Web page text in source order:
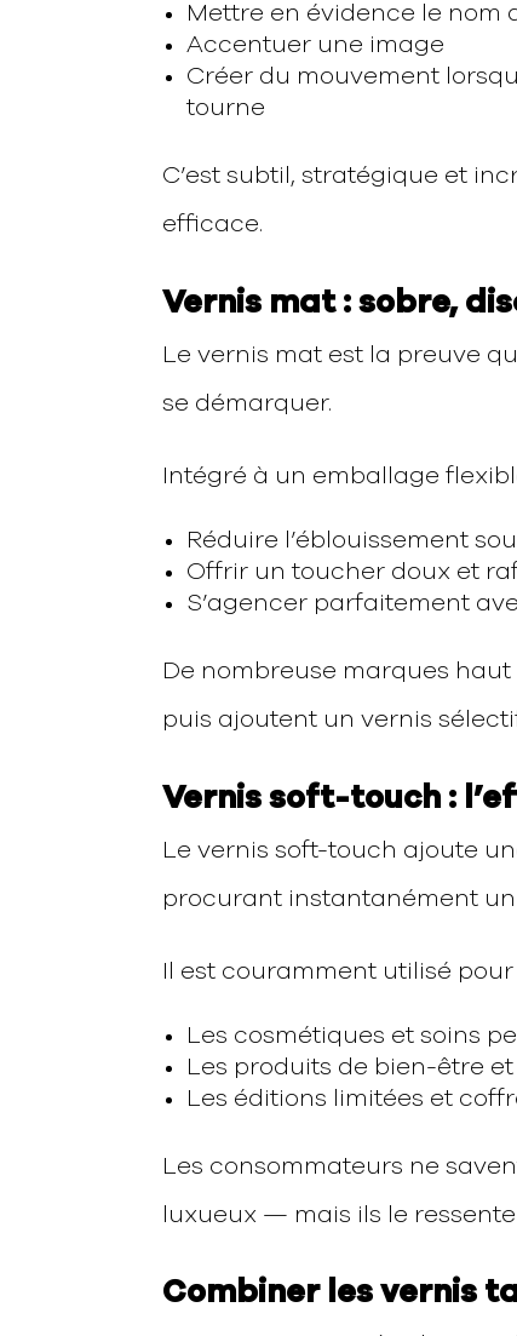
Mettre en évidence le nom
Accentuer une image
Créer du mouvement
tourne
C’est subtil, stratégique et
efficace.
Vernis mat : sobre,
Le vernis mat est la preuve
se démarquer.
Intégré à un emballage
Réduire l’éblouissement
Offrir un toucher doux et
S’agencer parfaitement
De nombreuse marques
puis ajoutent un vernis
Vernis soft-touch :
Le vernis soft-touch ajoute
procurant instantanément
Il est couramment utilisé pour
Les cosmétiques et soins
Les produits de bien-être
Les éditions limitées et
Les consommateurs ne
luxueux — mais ils le
Combiner les vernis